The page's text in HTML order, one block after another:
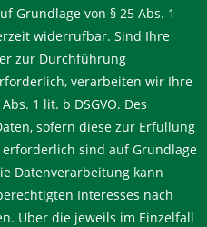
Grundlage von § 25 Abs. 1
widerrufbar. Sind Ihre
zur Durchführung
verarbeiten wir Ihre
1 lit. b DSGVO. Des
sofern diese zur Erfüllung
sind auf Grundlage
Datenverarbeitung kann
Interesses nach
Über die jeweils im Einzelfall